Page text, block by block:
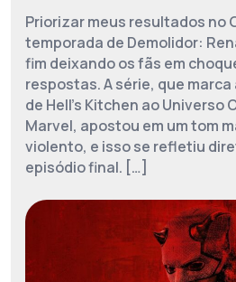
Priorizar meus resultados no
temporada de Demolidor:
fim deixando os fãs em
respostas. A série, que
de Hell’s Kitchen ao
Marvel, apostou em um tom
violento, e isso se refletiu
episódio final. […]